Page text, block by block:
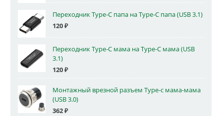
Переходник Type-C папа на Type-C папа (USB 3.1)
120₽
Переходник Type-C мама на Type-C мама (USB
3.1)
120₽
Монтажный врезной разъем Type-c мама-мама
(USB 3.0)
362₽